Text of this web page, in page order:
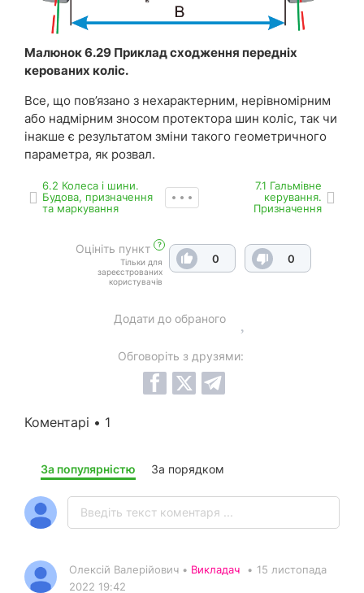
Малюнок 6.29 Приклад сходження передніх
керованих коліс.
Все, що пов’язано з нехарактерним, нерівномірним
або надмірним зносом протектора шин коліс, так чи
інакше є результатом зміни такого геометричного
параметра, як розвал.
6.2 Колеса і шини.
Будова, призначення
та маркування
7.1 Гальмівне
керування.
Призначення
Оцініть пункт ?
Тільки для
зареєстрованих
користувачів
0 0
Додати до обраного
Обговоріть з друзями:
Коментарі • 1
За популярністю За порядком
Олексій Валерійович • Викладач • 15 листопада
2022 19:42